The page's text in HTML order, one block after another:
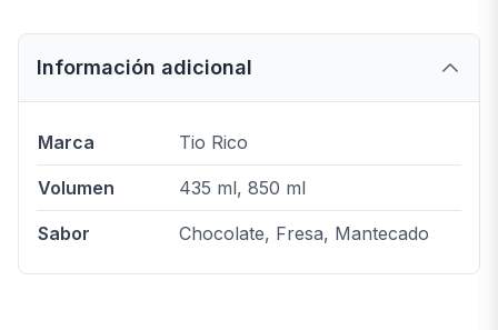
Información adicional
Marca Tio Rico
Volumen 435 ml, 850 ml
Sabor Chocolate, Fresa, Mantecado